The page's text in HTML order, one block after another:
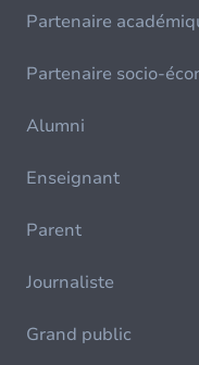
Partenaire
Partenaire socio-
Alumni
Enseignant
Parent
Journaliste
Grand public